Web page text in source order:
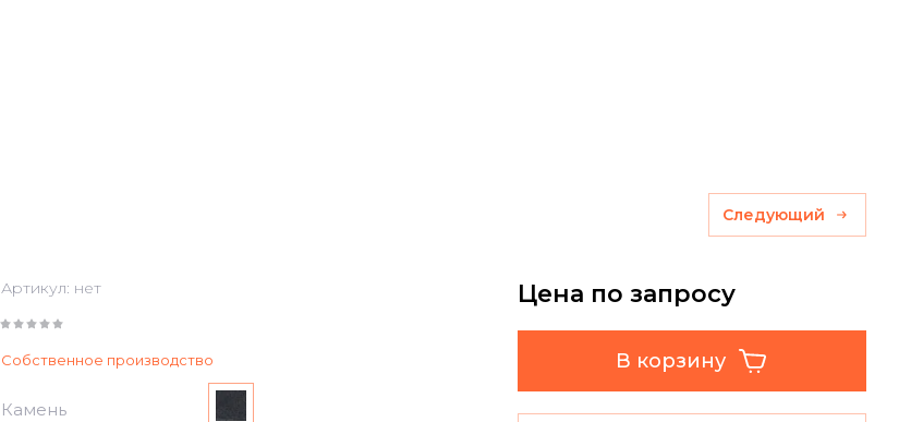
Следующий
Артикул: нет
Собственное производство
Камень
Цена по запросу
В корзину